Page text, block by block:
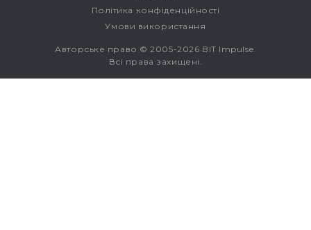
Політика конфіденційності
Умови використання
Авторське право © 2005-2026 BIT Impulse.
Всі права захищені.